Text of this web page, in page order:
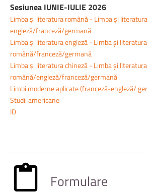
Sesiunea IUNIE-IULIE 2026
Limba și literatura română - Limba și literatura
engleză/franceză/germană
Limba și literatura engleză - Limba și literatura
română/franceză/germană
Limba și literatura chineză - Limba și literatura
română/engleză/franceză/germană
Limbi moderne aplicate (franceză-engleză/
Studii americane
ID
Formulare